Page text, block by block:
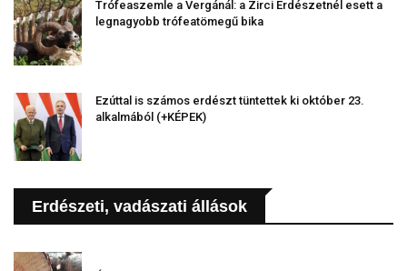
Trófeaszemle a Vergánál: a Zirci Erdészetnél esett a
legnagyobb trófeatömegű bika
Ezúttal is számos erdészt tüntettek ki október 23.
alkalmából (+KÉPEK)
Erdészeti, vadászati állások